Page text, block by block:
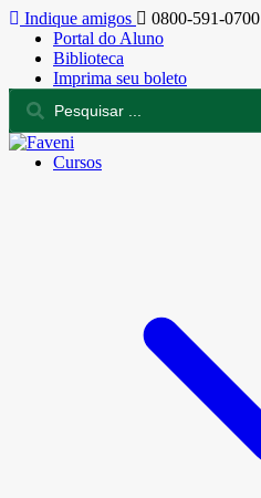
Indique amigos
0800-591-0700
Portal do Aluno
Biblioteca
Imprima seu boleto
Cursos